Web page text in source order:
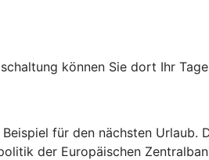
können Sie dort Ihr
für den nächsten
der Europäischen